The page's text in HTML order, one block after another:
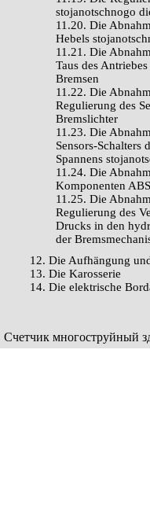
stojanotschnogo
11.20. Die
Hebels
11.21. Die
Taus des
Bremsen
11.22. Die
Regulierung des
Bremslichter
11.23. Die
Sensors-Schalters
Spannens
11.24. Die
Komponenten
11.25. Die
Regulierung des
Drucks in den
der
12. Die Aufhängung
13. Die Karosserie
14. Die elektrische
Счетчик многоструйный